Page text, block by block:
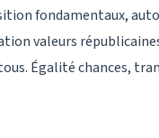
fondamentaux,
valeurs
Égalité chances,